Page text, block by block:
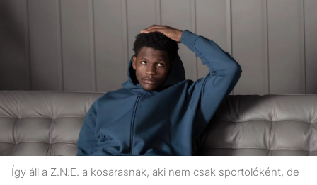
Így áll a Z.N.E. a kosarasnak, aki nem csak sportolóként, de